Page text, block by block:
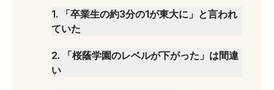
1.
「卒業生の約3分の1が東大に」と言われ
ていた
2.
「桜蔭学園のレベルが下がった」は間違
い